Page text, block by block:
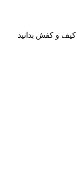
و کفش بدانید